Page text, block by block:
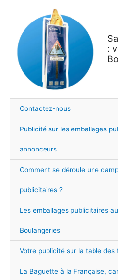
contenu
:
Contactez-nous
Publicité sur les emballages
annonceurs
Comment se déroule une
publicitaires ?
Les emballages publicitaires
Boulangeries
Votre publicité sur la table des
La Baguette à la Française,